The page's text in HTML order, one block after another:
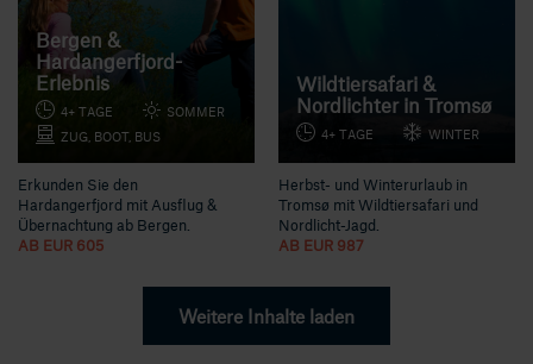
Bergen &
Hardangerfjord-
Erlebnis
4+ TAGE
SOMMER
ZUG, BOOT, BUS
Erkunden Sie den
Hardangerfjord mit Ausflug &
Übernachtung ab Bergen.
AB EUR 605
Wildtiersafari &
Nordlichter in Tromsø
4+ TAGE WINTER
Herbst- und Winterurlaub in
Tromsø mit Wildtiersafari und
Nordlicht-Jagd.
AB EUR 987
Weitere Inhalte laden